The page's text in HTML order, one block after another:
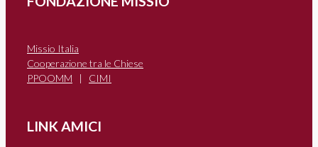
Missio Italia
Cooperazione tra le Chiese
PPOOMM | CIMI
LINK AMICI